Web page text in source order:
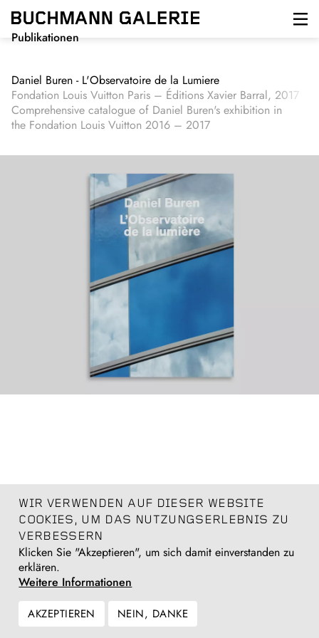
Direkt
zum
Inhalt
Publikationen
Daniel Buren - L'Observatoire de la Lumiere
Fondation Louis Vuitton Paris – Éditions Xavier Barral, 2017
Comprehensive catalogue of Daniel Buren's exhibition in
the Fondation Louis Vuitton 2016 – 2017
WIR VERWENDEN AUF DIESER WEBSITE
COOKIES, UM DAS NUTZUNGSERLEBNIS ZU
VERBESSERN
Klicken Sie "Akzeptieren", um sich damit einverstanden zu
erklären.
Weitere Informationen
AKZEPTIEREN NEIN, DANKE